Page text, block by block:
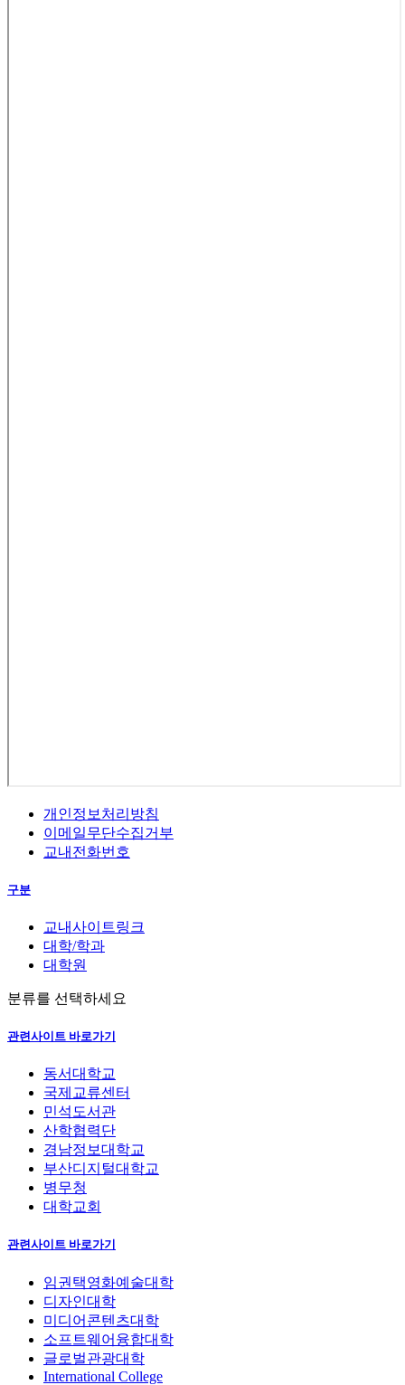
개인정보처리방침
이메일무단수집거부
교내전화번호
구분
교내사이트링크
대학/학과
대학원
분류를 선택하세요
관련사이트 바로가기
동서대학교
국제교류센터
민석도서관
산학협력단
경남정보대학교
부산디지털대학교
병무청
대학교회
관련사이트 바로가기
임권택영화예술대학
디자인대학
미디어콘텐츠대학
소프트웨어융합대학
글로벌관광대학
International College